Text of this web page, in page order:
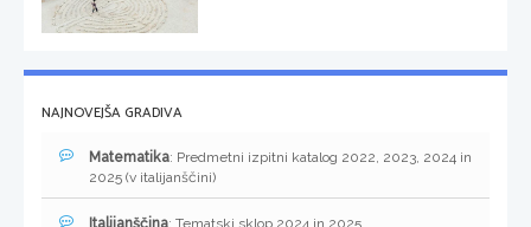
NAJNOVEJŠA GRADIVA
Matematika: Predmetni izpitni katalog 2022, 2023, 2024 in
2025 (v italijanščini)